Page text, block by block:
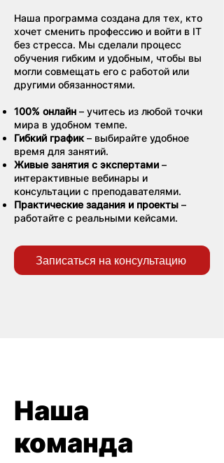
Наша программа создана для тех, кто
хочет сменить профессию и войти в IT
без стресса. Мы сделали процесс
обучения гибким и удобным, чтобы вы
могли совмещать его с работой или
другими обязанностями.
100% онлайн – учитесь из любой точки
мира в удобном темпе.
Гибкий график – выбирайте удобное
время для занятий.
Живые занятия с экспертами –
интерактивные вебинары и
консультации с преподавателями.
Практические задания и проекты –
работайте с реальными кейсами.
Записаться на консультацию
Наша
команда